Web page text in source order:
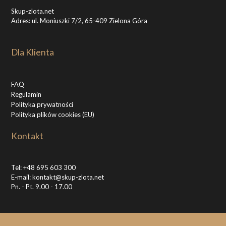
Skup-zlota.net
Adres: ul. Moniuszki 7/2, 65-409 Zielona Góra
Dla Klienta
FAQ
Regulamin
Polityka prywatności
Polityka plików cookies (EU)
Kontakt
Tel:+48 695 603 300
E-mail:kontakt@skup-zlota.net
Pn. - Pt. 9.00 - 17.00